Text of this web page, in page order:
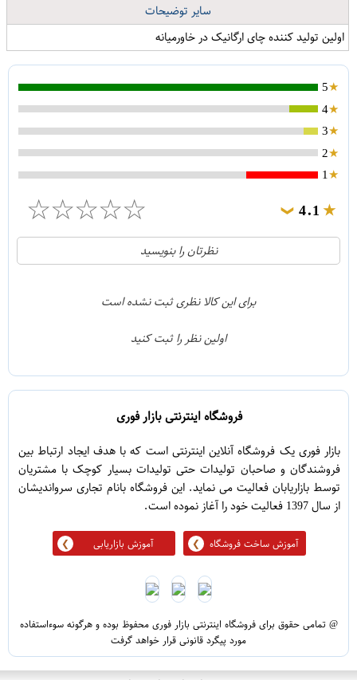
سایر توضیحات
اولین تولید کننده چای ارگانیک در خاورمیانه
5
4
3
2
1
4.1
❯
☆
☆
☆
☆
☆
21
1
نظرتان را بنویسید
برای این کالا نظری ثبت نشده است
اولین نظر را ثبت کنید
فروشگاه اینترنتی بازار فوری
بازار فوری یک فروشگاه آنلاین اینترنتی است که با هدف ایجاد ارتباط بین
فروشندگان و صاحبان تولیدات حتی تولیدات بسیار کوچک با مشتریان
توسط بازاریابان فعالیت می نماید. این فروشگاه بانام تجاری سرواندیشان
از سال 1397 فعالیت خود را آغاز نموده است.
آموزش ساخت فروشگاه آموزش بازاریابی
@ تمامی حقوق برای فروشگاه اینترنتی بازار فوری محفوظ بوده و هرگونه سوءاستفاده
مورد پیگرد قانونی قرار خواهد گرفت